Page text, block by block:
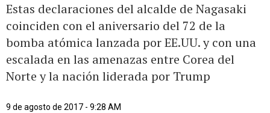
Estas declaraciones del alcalde de Nagasaki
coinciden con el aniversario del 72 de la
bomba atómica lanzada por EE.UU. y con una
escalada en las amenazas entre Corea del
Norte y la nación liderada por Trump
9 de agosto de 2017 - 9:28 AM